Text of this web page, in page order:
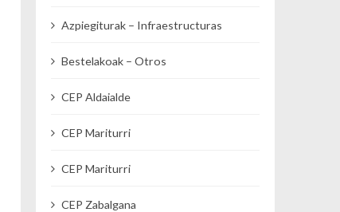
Azpiegiturak – Infraestructuras
Bestelakoak – Otros
CEP Aldaialde
CEP Mariturri
CEP Mariturri
CEP Zabalgana